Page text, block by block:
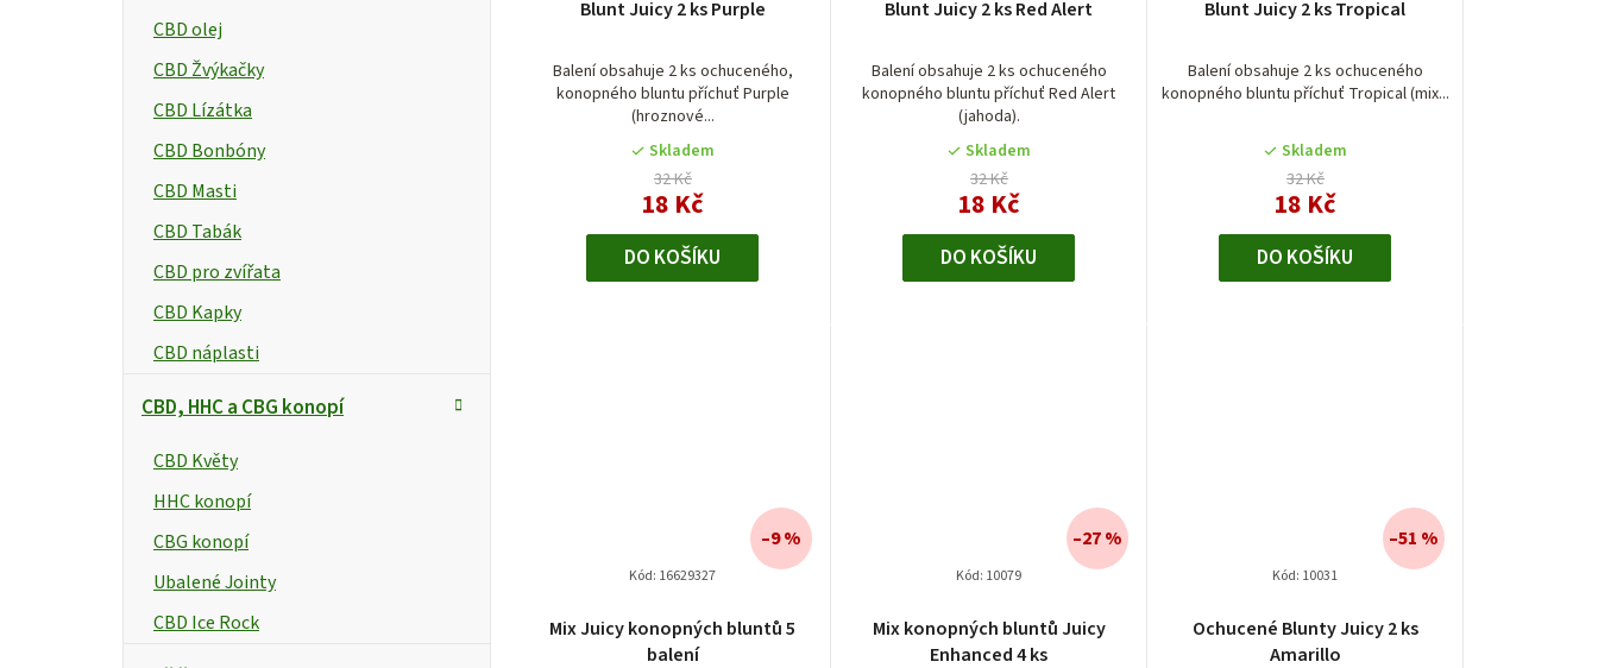
CBD olej
CBD Žvýkačky
CBD Lízátka
CBD Bonbóny
CBD Masti
CBD Tabák
CBD pro zvířata
CBD Kapky
CBD náplasti
CBD, HHC a CBG konopí
CBD Květy
HHC konopí
CBG konopí
Ubalené Jointy
CBD Ice Rock
Blunt Juicy 2 ks Purple
Balení obsahuje 2 ks ochuceného,
konopného bluntu příchuť Purple
(hroznové...
Skladem
32 Kč
18 Kč
DO KOŠÍKU
Blunt Juicy 2 ks Red Alert
Balení obsahuje 2 ks ochuceného
konopného bluntu příchuť Red Alert
(jahoda).
Skladem
32 Kč
18 Kč
DO KOŠÍKU
Blunt Juicy 2 ks Tropical
Balení obsahuje 2 ks ochuceného
konopného bluntu příchuť Tropical (mix...
hodnocení
je
5,0
5
hvězdiček.
Skladem
32 Kč
18 Kč
DO KOŠÍKU
Mix Juicy konopných bluntů 5
balení
hodnocení
–9 %
Kód: 16629327
Mix konopných bluntů Juicy
Enhanced 4 ks
hodnocení
–27 %
Kód: 10079
Ochucené Blunty Juicy 2 ks
Amarillo
–51 %
Kód: 10031